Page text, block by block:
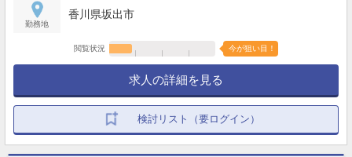
勤務地
香川県坂出市
閲覧状況 今が狙い目！
求人の詳細を見る
検討リスト（要ログイン）